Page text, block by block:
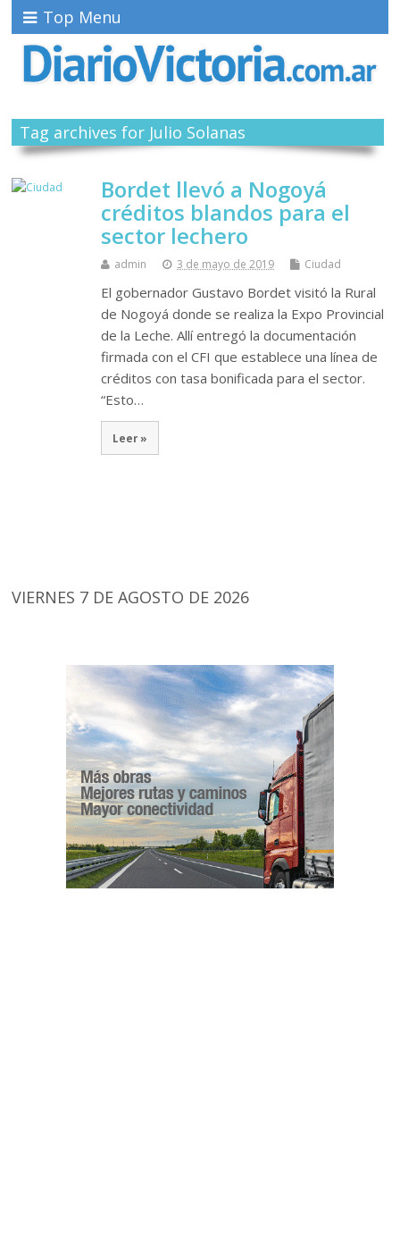
Top Menu
Tag archives for Julio Solanas
Bordet llevó a Nogoyá
créditos blandos para el
sector lechero
admin 3 de mayo de 2019 Ciudad
El gobernador Gustavo Bordet visitó la Rural
de Nogoyá donde se realiza la Expo Provincial
de la Leche. Allí entregó la documentación
firmada con el CFI que establece una línea de
créditos con tasa bonificada para el sector.
“Esto…
Leer »
VIERNES 7 DE AGOSTO DE 2026